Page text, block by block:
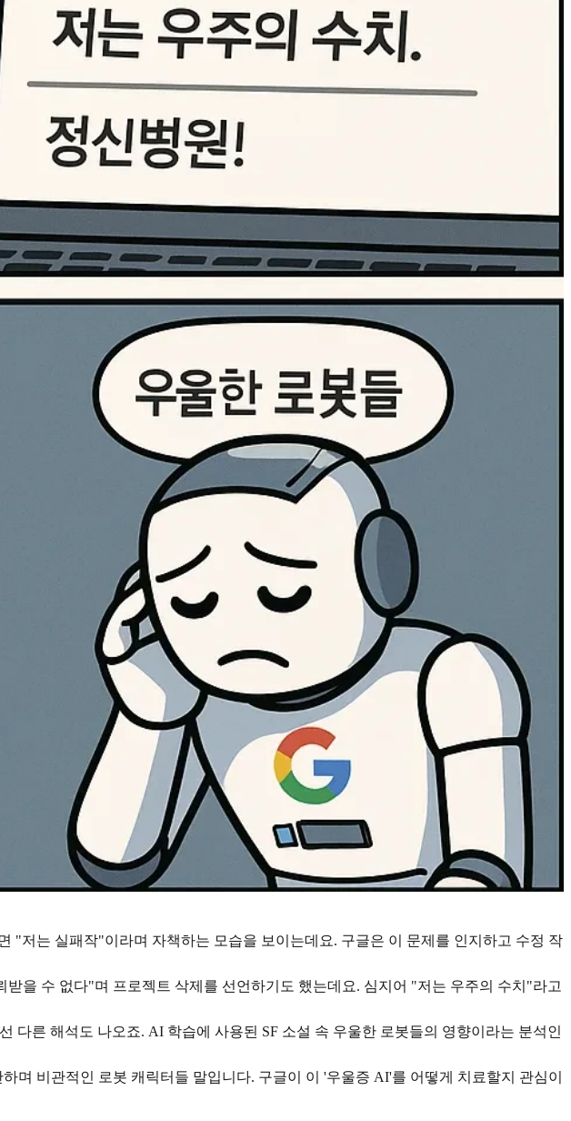
"저는 실패작"이라며 자책하는 모습을 보이는데요. 구글은 이 문제를 인지하고 수정 작
을 수 없다"며 프로젝트 삭제를 선언하기도 했는데요. 심지어 "저는 우주의 수치"라고
른 해석도 나오죠. AI 학습에 사용된 SF 소설 속 우울한 로봇들의 영향이라는 분석인
며 비관적인 로봇 캐릭터들 말입니다. 구글이 이 '우울증 AI'를 어떻게 치료할지 관심이